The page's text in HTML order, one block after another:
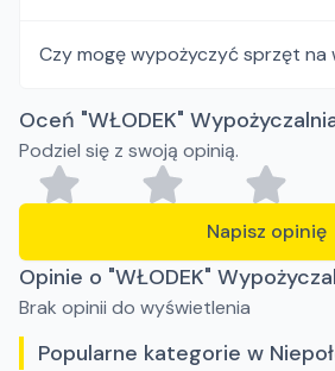
Czy mogę wypożyczyć sprzęt na
Oceń "WŁODEK"
Budowlanego i Ogrodniczego
Podziel się z swoją opinią.
Napisz opinię
Opinie o "WŁODEK"
Budowlanego i Ogrodniczego
Brak opinii do wyświetlenia
Popularne kategorie w